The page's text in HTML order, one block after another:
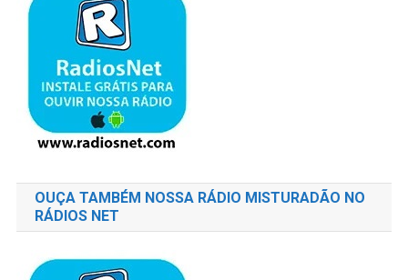
OUÇA TAMBÉM NOSSA RÁDIO MISTURADÃO NO
RÁDIOS NET